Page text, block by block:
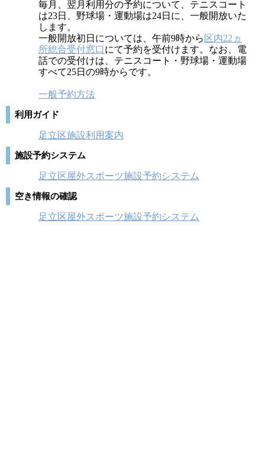
毎月、翌月利用分の予約について、テニスコート
は23日、野球場・運動場は24日に、一般開放いた
します。
一般開放初日については、午前9時から 区内22ヵ
所総合受付窓口にて予約を受付けます。なお、電
話での受付けは、テニスコート・野球場・運動場
すべて25日の9時からです。
一般予約方法
利用ガイド
足立区施設利用案内
施設予約システム
足立区屋外スポーツ施設予約システム
空き情報の確認
足立区屋外スポーツ施設予約システム